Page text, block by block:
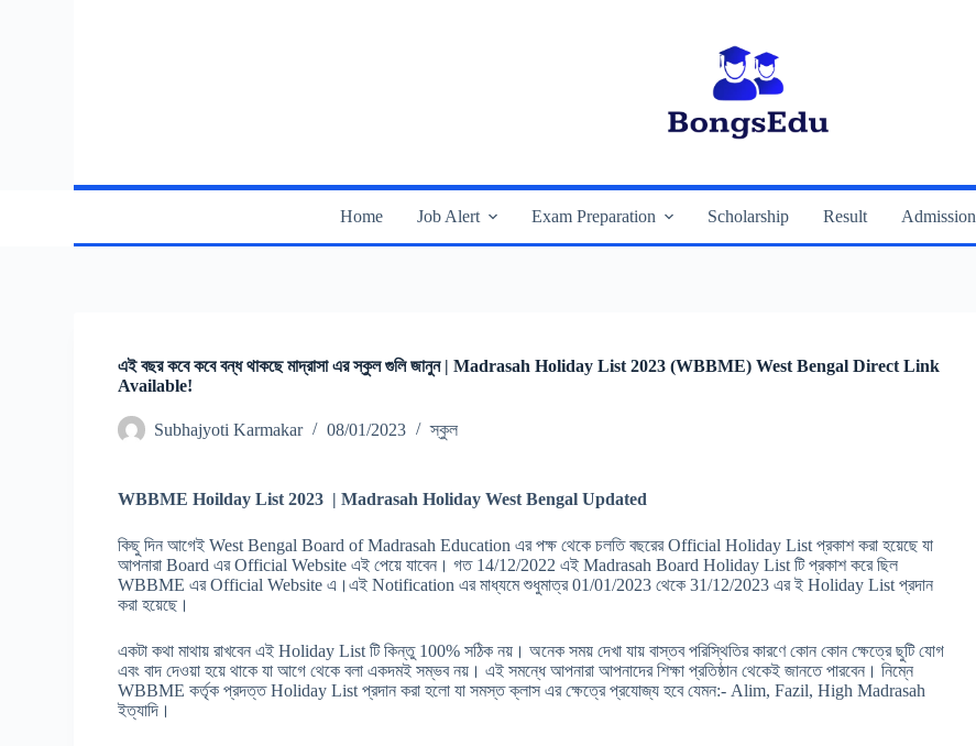
Home Job Alert Exam Preparation Scholarship Result Admission
এই বছর কবে কবে বন্ধ থাকছে মাদ্রাসা এর স্কুল গুলি জানুন | Madrasah Holiday List 2023 (WBBME) West Bengal Direct Link
Available!
Subhajyoti Karmakar 08/01/2023 স্কুল
WBBME Hoilday List 2023 | Madrasah Holiday West Bengal Updated
কিছু দিন আগেই West Bengal Board of Madrasah Education এর পক্ষ থেকে চলতি বছরের Official Holiday List প্রকাশ করা হয়েছে যা
আপনারা Board এর Official Website এই পেয়ে যাবেন। গত 14/12/2022 এই Madrasah Board Holiday List টি প্রকাশ করে ছিল
WBBME এর Official Website এ।এই Notification এর মাধ্যমে শুধুমাত্র 01/01/2023 থেকে 31/12/2023 এর ই Holiday List প্রদান
করা হয়েছে।
একটা কথা মাথায় রাখবেন এই Holiday List টি কিন্তু 100% সঠিক নয়। অনেক সময় দেখা যায় বাস্তব পরিস্থিতির কারণে কোন কোন ক্ষেত্রে ছুটি যোগ
এবং বাদ দেওয়া হয়ে থাকে যা আগে থেকে বলা একদমই সম্ভব নয়। এই সমন্ধে আপনারা আপনাদের শিক্ষা প্রতিষ্ঠান থেকেই জানতে পারবেন। নিম্নে
WBBME কর্তৃক প্রদত্ত Holiday List প্রদান করা হলো যা সমস্ত ক্লাস এর ক্ষেত্রে প্রযোজ্য হবে যেমন:- Alim, Fazil, High Madrasah
ইত্যাদি।